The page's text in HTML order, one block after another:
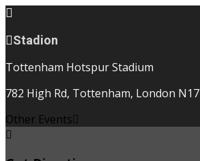
Stadion
Tottenham Hotspur Stadium
782 High Rd, Tottenham, London N17
Other Events